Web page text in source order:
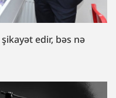
edir, bəs nə